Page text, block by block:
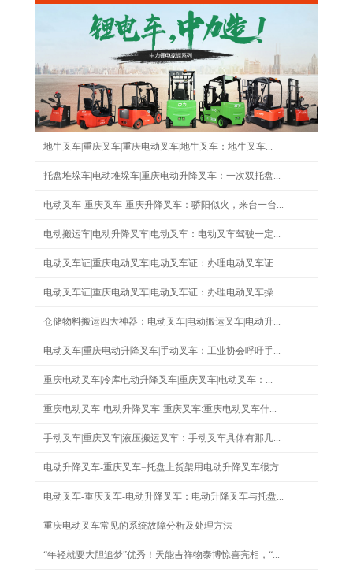
地牛叉车|重庆叉车|重庆电动叉车|地牛叉车：地牛叉车...
托盘堆垛车|电动堆垛车|重庆电动升降叉车：一次双托盘...
电动叉车-重庆叉车-重庆升降叉车：骄阳似火，来台一台...
电动搬运车|电动升降叉车|电动叉车：电动叉车驾驶一定...
电动叉车证|重庆电动叉车|电动叉车证：办理电动叉车证...
电动叉车证|重庆电动叉车|电动叉车证：办理电动叉车操...
仓储物料搬运四大神器：电动叉车|电动搬运叉车|电动升...
电动叉车|重庆电动升降叉车|手动叉车：工业协会呼吁手...
重庆电动叉车|冷库电动升降叉车|重庆叉车|电动叉车：...
重庆电动叉车-电动升降叉车-重庆叉车:重庆电动叉车什...
手动叉车|重庆叉车|液压搬运叉车：手动叉车具体有那几...
电动升降叉车-重庆叉车=托盘上货架用电动升降叉车很方...
电动叉车-重庆叉车-电动升降叉车：电动升降叉车与托盘...
重庆电动叉车常见的系统故障分析及处理方法
“年轻就要大胆追梦”优秀！天能吉祥物泰博惊喜亮相，“...